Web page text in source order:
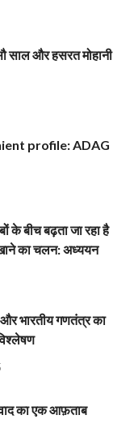
साल और हसरत मोहानी
profile: ADAG
के बीच बढ़ता जा रहा है
का चलन: अध्ययन
भारतीय गणतंत्र का
का एक आफ़ताब